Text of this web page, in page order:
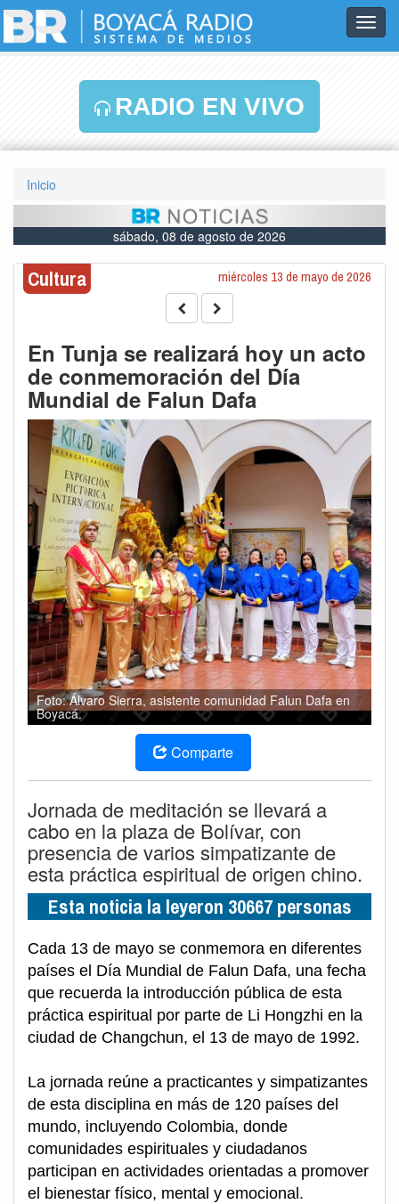
RADIO EN VIVO
Inicio
sábado, 08 de agosto de 2026
Cultura miércoles 13 de mayo de 2026
En Tunja se realizará hoy un acto
de conmemoración del Día
Mundial de Falun Dafa
Foto: Álvaro Sierra, asistente comunidad Falun Dafa en
Boyacá.
Comparte
Jornada de meditación se llevará a
cabo en la plaza de Bolívar, con
presencia de varios simpatizante de
esta práctica espiritual de origen chino.
Esta noticia la leyeron 30667 personas
Cada 13 de mayo se conmemora en diferentes
países el Día Mundial de Falun Dafa, una fecha
que recuerda la introducción pública de esta
práctica espiritual por parte de Li Hongzhi en la
ciudad de Changchun, el 13 de mayo de 1992.
La jornada reúne a practicantes y simpatizantes
de esta disciplina en más de 120 países del
mundo, incluyendo Colombia, donde
comunidades espirituales y ciudadanos
participan en actividades orientadas a promover
el bienestar físico, mental y emocional.